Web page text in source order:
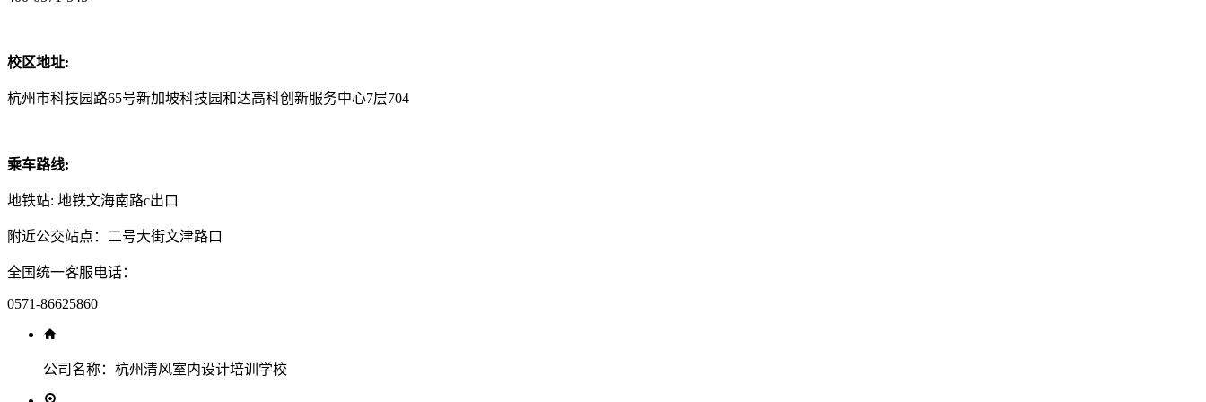
校区地址:
杭州市科技园路65号新加坡科技园和达高科创新服务中心7层704
乘车路线:
地铁站: 地铁文海南路c出口
附近公交站点：二号大街文津路口
全国统一客服电话：
0571-86625860
公司名称： 杭州清风室内设计培训学校